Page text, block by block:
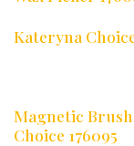
Kateryna
Magnetic
Choice 176095